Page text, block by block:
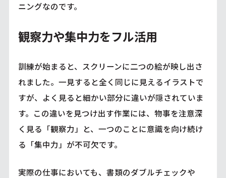
ニングなのです。
観察力や集中力をフル活用
訓練が始まると、スクリーンに二つの絵が映し出さ
れました。一見すると全く同じに見えるイラストで
すが、よく見ると細かい部分に違いが隠されていま
す。この違いを見つけ出す作業には、物事を注意深
く見る「観察力」と、一つのことに意識を向け続け
る「集中力」が不可欠です。
実際の仕事においても、書類のダブルチェックや